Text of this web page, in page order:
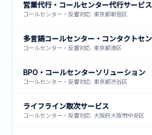
営業代行・コールセンター代行サービス
コールセンター・反響対応· 東京都新宿区
コールセンター・反響対応· 東京都港区
BPO・コールセンターソリューション
コールセンター・反響対応· 東京都渋谷区
ライフライン取次サービス
コールセンター・反響対応· 大阪府大阪市中央区